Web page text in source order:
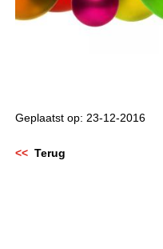
Geplaatst op: 23-12-2016
<< Terug